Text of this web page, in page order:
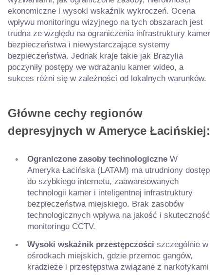
ekonomiczne i wysoki wskaźnik wykroczeń. Ocena
wpływu monitoringu wizyjnego na tych obszarach jest
trudna ze względu na ograniczenia infrastruktury kamer
bezpieczeństwa i niewystarczające systemy
bezpieczeństwa. Jednak kraje takie jak Brazylia
poczyniły postępy we wdrażaniu kamer wideo, a
sukces różni się w zależności od lokalnych warunków.
Główne cechy regionów
depresyjnych w Ameryce Łacińskiej:
Ograniczone zasoby technologiczne W
Ameryka Łacińska (LATAM) ma utrudniony dostęp
do szybkiego internetu, zaawansowanych
technologii kamer i inteligentnej infrastruktury
bezpieczeństwa miejskiego. Brak zasobów
technologicznych wpływa na jakość i skuteczność
monitoringu CCTV.
Wysoki wskaźnik przestępczości szczególnie w
ośrodkach miejskich, gdzie przemoc gangów,
kradzieże i przestępstwa związane z narkotykami